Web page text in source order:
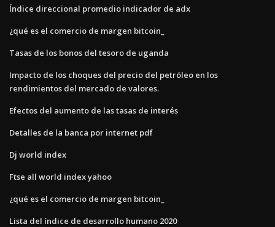
Índice direccional promedio indicador de adx
¿qué es el comercio de margen bitcoin_
Tasas de los bonos del tesoro de uganda
Impacto de los choques del precio del petróleo en los
rendimientos del mercado de valores.
Efectos del aumento de las tasas de interés
Detalles de la banca por internet pdf
Dj world index
Ftse all world index yahoo
¿qué es el comercio de margen bitcoin_
Lista del índice de desarrollo humano 2020